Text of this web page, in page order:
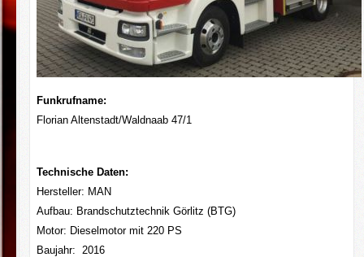
Funkrufname:
Florian Altenstadt/Waldnaab 47/1
Technische Daten:
Hersteller: MAN
Aufbau: Brandschutztechnik Görlitz (BTG)
Motor: Dieselmotor mit 220 PS
Baujahr: 2016